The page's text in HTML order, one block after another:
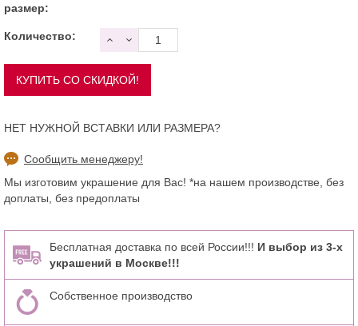
размер:
Количество:
НЕТ НУЖНОЙ ВСТАВКИ ИЛИ РАЗМЕРА?
Сообщить менеджеру!
Мы изготовим украшение для Вас! *на нашем производстве, без
доплаты, без предоплаты
Бесплатная доставка по всей России!!! И выбор из 3-х
украшений в Москве!!!
Собственное производство